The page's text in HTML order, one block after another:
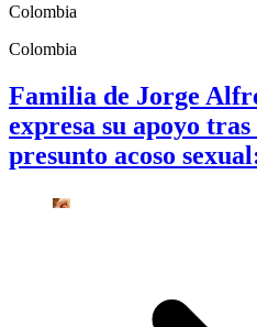
Colombia
Colombia
Familia de Jorge
expresa su apoyo
presunto acoso